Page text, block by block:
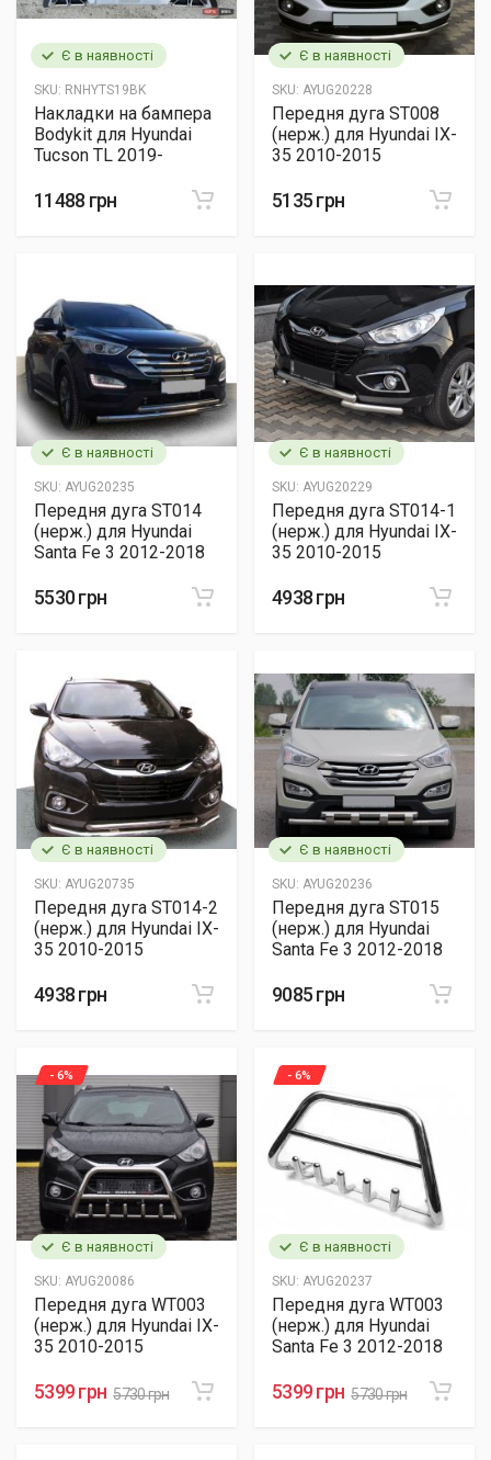
Є в наявності
SKU: RNHYTS19BK
Накладки на бампера
Bodykit для Hyundai
Tucson TL 2019-
11488 грн
Є в наявності
SKU: AYUG20228
Передня дуга ST008
(нерж.) для Hyundai IX-
35 2010-2015
5135 грн
Є в наявності
SKU: AYUG20235
Передня дуга ST014
(нерж.) для Hyundai
Santa Fe 3 2012-2018
5530 грн
Є в наявності
SKU: AYUG20229
Передня дуга ST014-1
(нерж.) для Hyundai IX-
35 2010-2015
4938 грн
Є в наявності
SKU: AYUG20735
Передня дуга ST014-2
(нерж.) для Hyundai IX-
35 2010-2015
4938 грн
Є в наявності
SKU: AYUG20236
Передня дуга ST015
(нерж.) для Hyundai
Santa Fe 3 2012-2018
9085 грн
Є в наявності
SKU: AYUG20086
- 6%
Передня дуга WT003
(нерж.) для Hyundai IX-
35 2010-2015
5399 грн 5730 грн
Є в наявності
SKU: AYUG20237
- 6%
Передня дуга WT003
(нерж.) для Hyundai
Santa Fe 3 2012-2018
5399 грн 5730 грн